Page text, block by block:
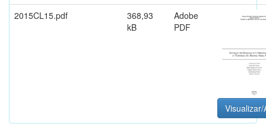
2015CL15.pdf
368,93
kB
Adobe
PDF
Visualizar/